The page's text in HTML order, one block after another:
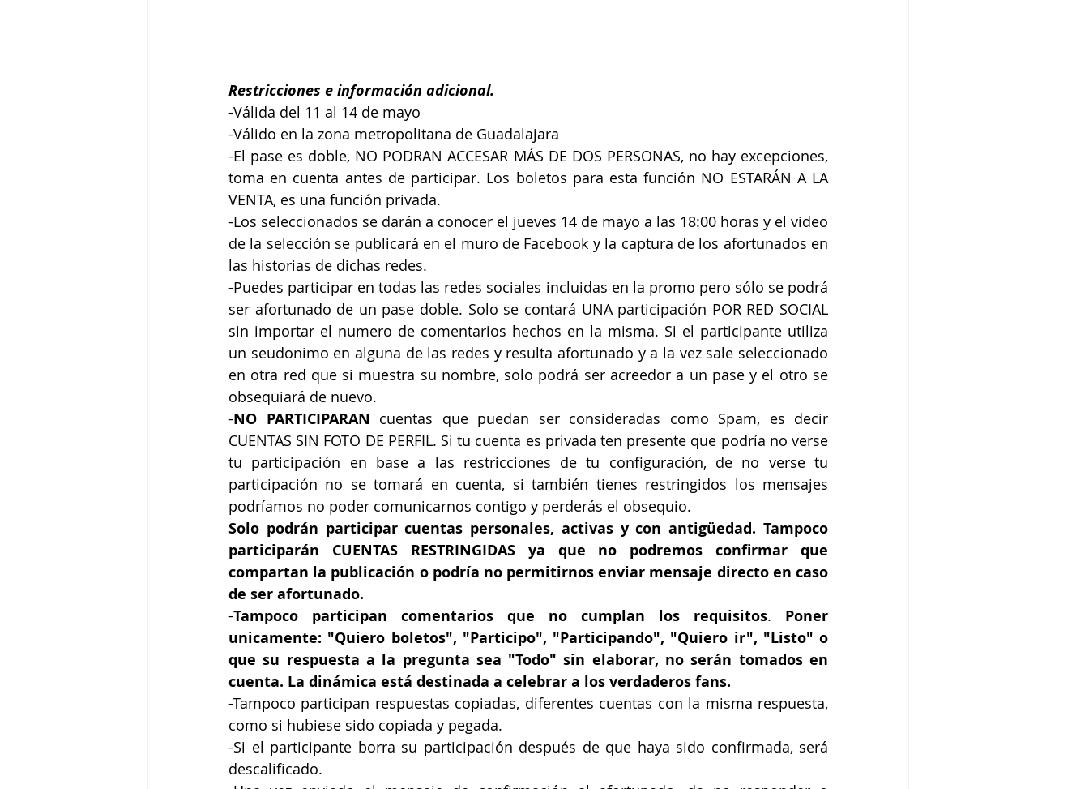
Restricciones e información adicional.
-Válida del 11 al 14 de mayo
-Válido en la zona metropolitana de Guadalajara
-El pase es doble, NO PODRAN ACCESAR MÁS DE DOS PERSONAS, no hay excepciones,
toma en cuenta antes de participar. Los boletos para esta función NO ESTARÁN A LA
VENTA, es una función privada.
-Los seleccionados se darán a conocer el jueves 14 de mayo a las 18:00 horas y el video
de la selección se publicará en el muro de Facebook y la captura de los afortunados en
las historias de dichas redes.
-Puedes participar en todas las redes sociales incluidas en la promo pero sólo se podrá
ser afortunado de un pase doble. Solo se contará UNA participación POR RED SOCIAL
sin importar el numero de comentarios hechos en la misma. Si el participante utiliza
un seudonimo en alguna de las redes y resulta afortunado y a la vez sale seleccionado
en otra red que si muestra su nombre, solo podrá ser acreedor a un pase y el otro se
obsequiará de nuevo.
-NO PARTICIPARAN cuentas que puedan ser consideradas como Spam, es decir
CUENTAS SIN FOTO DE PERFIL. Si tu cuenta es privada ten presente que podría no verse
tu participación en base a las restricciones de tu configuración, de no verse tu
participación no se tomará en cuenta, si también tienes restringidos los mensajes
podríamos no poder comunicarnos contigo y perderás el obsequio.
Solo podrán participar cuentas personales, activas y con antigüedad. Tampoco
participarán CUENTAS RESTRINGIDAS ya que no podremos confirmar que
compartan la publicación o podría no permitirnos enviar mensaje directo en caso
de ser afortunado.
-Tampoco participan comentarios que no cumplan los requisitos. Poner
unicamente: "Quiero boletos", "Participo", "Participando", "Quiero ir", "Listo" o
que su respuesta a la pregunta sea "Todo" sin elaborar, no serán tomados en
cuenta. La dinámica está destinada a celebrar a los verdaderos fans.
-Tampoco participan respuestas copiadas, diferentes cuentas con la misma respuesta,
como si hubiese sido copiada y pegada.
-Si el participante borra su participación después de que haya sido confirmada, será
descalificado.